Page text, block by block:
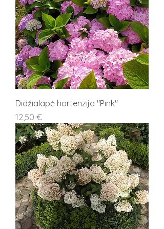
Didžialapė hortenzija "Pink"
Kaina
12,50 €